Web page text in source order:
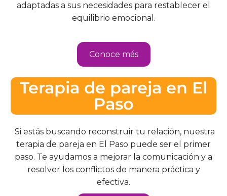
adaptadas a sus necesidades para restablecer el
equilibrio emocional.
Conoce más
Terapia de pareja en El
Paso
Si estás buscando reconstruir tu relación, nuestra
terapia de pareja en El Paso puede ser el primer
paso. Te ayudamos a mejorar la comunicación y a
resolver los conflictos de manera práctica y
efectiva.